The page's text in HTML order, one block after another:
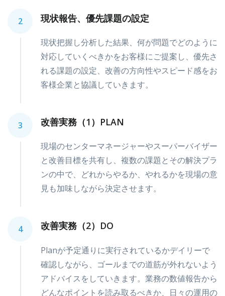
2 現状報告、優先課題の設定
現状把握し分析した結果、何が問題でどのように
対応していくべきかをお客様にご提案し、優先さ
れる課題の設定、改善の方向性やスピード感をお
客様企業と協議していきます。
3 改善実務（1）PLAN
現場のセンターマネージャーやスーパーバイザー
と改善目標を共有し、複数の課題とその解決プラ
ンの中で、どれからやるか、やれるかを現場の意
見も加味しながら決定させます。
4 改善実務（2）DO
Planが予定通りに実行されているかデイリーで
確認しながら、ゴールまでの道筋が外れないよう
アドバイスをしていきます。業務の数値報告から
どんなポイントを読み取るべきか、日々の運用の